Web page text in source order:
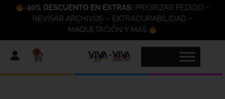
-10% DESCUENTO EN EXTRAS: PRIORIZAR PEDIDO –
REVISAR ARCHIVOS – EXTRADURABILIDAD –
MAQUETACIÓN Y MÁS
0